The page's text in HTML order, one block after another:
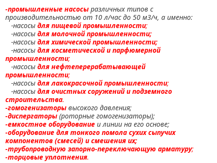
-промышленные насосы различных типов c
производительностью от 10 л/час до 50 м3/ч, а именно:
-насосы для пищевой промышленности;
-насосы для молочной промышленности;
-насосы для химической промышленности;
-насосы для косметической и парфюмерной
промышленности;
-насосы для нефтеперерабатывающей
промышленности;
-насосы для лакокрасочной промышленности;
-насосы для очистных соружений и подземного
строительства.
-гомогенизаторы высокого давления;
-диспергаторы (роторные гомогенизаторы);
-емкостное оборудование и линии на его основе;
-оборудование для тонкого помола сухих сыпучих
компонентов (смесей) и смешения их;
-трубопроводную запорно-переключающую арматуру;
-торцовые уплотнения.